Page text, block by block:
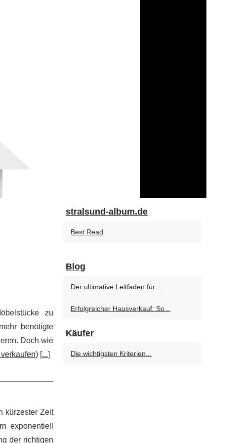
zu
benötigte
Doch wie
) [...]
kürzester Zeit
exponentiell
der richtigen
stralsund-album.de
Best Read
Blog
Der ultimative Leitfaden für...
Erfolgreicher Hausverkauf: So...
Käufer
Die wichtigsten Kriterien...